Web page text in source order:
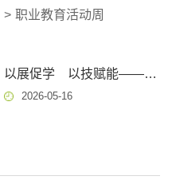
> 职业教育活动周
以展促学 以技赋能——艺术设计学院毕业设计展闪耀职业教育活动周
2026-05-16